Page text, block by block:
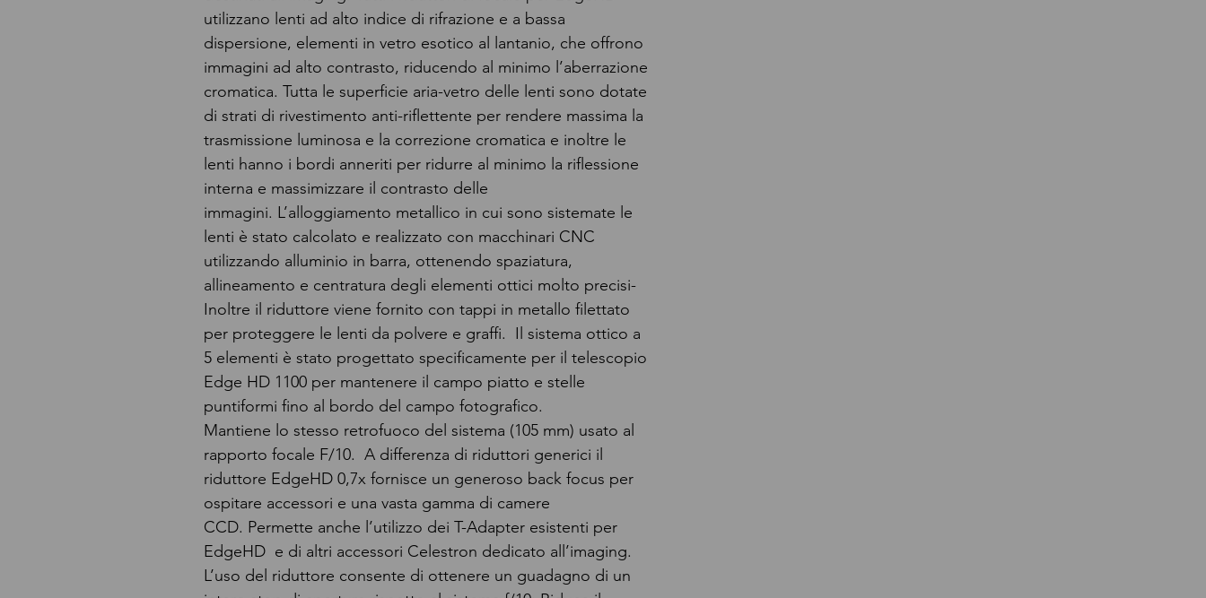
utilizzano lenti ad alto indice di rifrazione e a bassa
dispersione, elementi in vetro esotico al lantanio, che offrono
immagini ad alto contrasto, riducendo al minimo l’aberrazione
cromatica. Tutta le superficie aria-vetro delle lenti sono dotate
di strati di rivestimento anti-riflettente per rendere massima la
trasmissione luminosa e la correzione cromatica e inoltre le
lenti hanno i bordi anneriti per ridurre al minimo la riflessione
interna e massimizzare il contrasto delle
immagini. L’alloggiamento metallico in cui sono sistemate le
lenti è stato calcolato e realizzato con macchinari CNC
utilizzando alluminio in barra, ottenendo spaziatura,
allineamento e centratura degli elementi ottici molto precisi-
Inoltre il riduttore viene fornito con tappi in metallo filettato
per proteggere le lenti da polvere e graffi. Il sistema ottico a
5 elementi è stato progettato specificamente per il telescopio
Edge HD 1100 per mantenere il campo piatto e stelle
puntiformi fino al bordo del campo fotografico.
Mantiene lo stesso retrofuoco del sistema (105 mm) usato al
rapporto focale F/10. A differenza di riduttori generici il
riduttore EdgeHD 0,7x fornisce un generoso back focus per
ospitare accessori e una vasta gamma di camere
CCD. Permette anche l’utilizzo dei T-Adapter esistenti per
EdgeHD e di altri accessori Celestron dedicato all’imaging.
L’uso del riduttore consente di ottenere un guadagno di un